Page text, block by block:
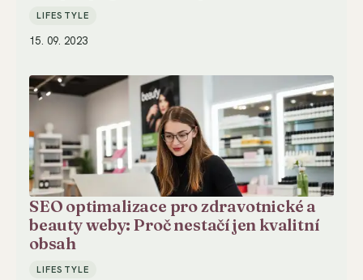
LIFESTYLE
15. 09. 2023
SEO optimalizace pro zdravotnické a
beauty weby: Proč nestačí jen kvalitní
obsah
LIFESTYLE